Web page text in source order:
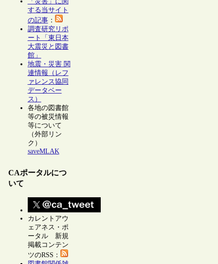
する当サイト
の記事：
調査研究リポ
ート「東日本
大震災と図書
館」
地震・災害 関
連情報（レフ
ァレンス協同
データベー
ス）
各地の図書館
等の被災情報
等について
（外部リン
ク）
saveMLAK
CAポータルにつ
いて
カレントアウ
ェアネス・ポ
ータル 新規
掲載コンテン
ツのRSS：